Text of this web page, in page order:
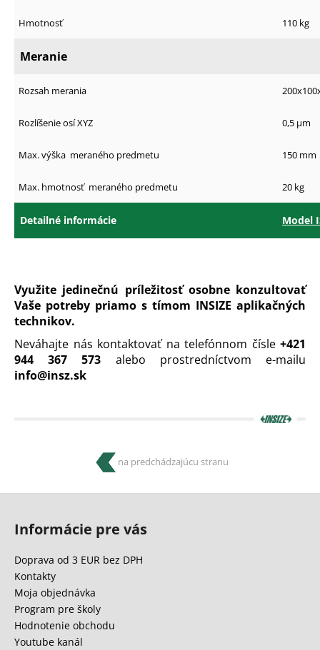
Hmotnosť 110 kg
Meranie
Rozsah merania
Rozlíšenie osí XYZ 0,5 µm
Max. výška meraného predmetu 150 mm
Max. hmotnosťmeraného predmetu 20 kg
Detailné informácie Model
Využite jedinečnú príležitosť osobne konzultovať
Vaše potreby priamo s tímom INSIZE aplikačných
technikov.
Neváhajte nás kontaktovať na telefónnom čísle +421
944 367 573 alebo prostredníctvom e-mailu
info@insz.sk
na predchádzajúcu stranu
Informácie pre vás
Doprava od 3 EUR bez DPH
Kontakty
Moja objednávka
Program pre školy
Hodnotenie obchodu
Youtube kanál